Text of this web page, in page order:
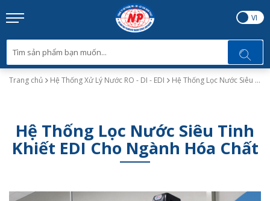
EN VI
Trang chủ Hệ Thống Xử Lý Nước RO - DI - EDI Hệ Thống Lọc Nước Siêu Tinh Khiết EDI Cho Ngành Hóa Chất
Hệ Thống Lọc Nước Siêu Tinh
Khiết EDI Cho Ngành Hóa Chất